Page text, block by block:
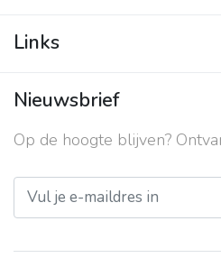
Vraag & Antwoord
Links
Contact
Over ons
Privacy beleid
Nieuwsbrief
Op de hoogte blijven?